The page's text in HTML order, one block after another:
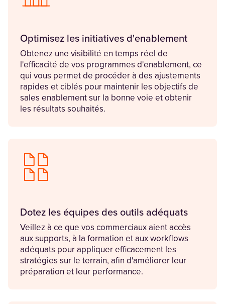
Optimisez les initiatives d'enablement
Obtenez une visibilité en temps réel de
l'efficacité de vos programmes d'enablement, ce
qui vous permet de procéder à des ajustements
rapides et ciblés pour maintenir les objectifs de
sales enablement sur la bonne voie et obtenir
les résultats souhaités.
Dotez les équipes des outils adéquats
Veillez à ce que vos commerciaux aient accès
aux supports, à la formation et aux workflows
adéquats pour appliquer efficacement les
stratégies sur le terrain, afin d'améliorer leur
préparation et leur performance.